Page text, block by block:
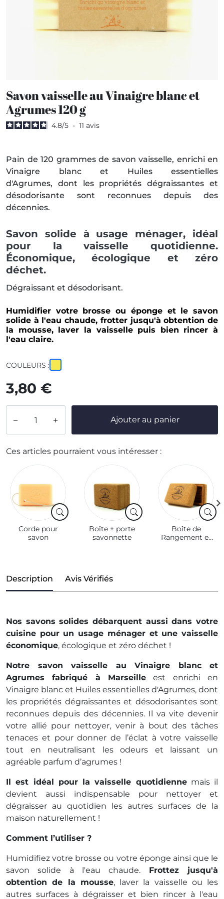
Savon vaisselle au Vinaigre blanc et
Agrumes 120 g
4.8/5 - 11 avis
Pain de 120 grammes de savon vaisselle, enrichi en
Vinaigre blanc et Huiles essentielles
d'Agrumes, dont les propriétés dégraissantes et
désodorisante sont reconnues depuis des
décennies.
Savon solide à usage ménager, idéal
pour la vaisselle quotidienne.
Économique, écologique et zéro
déchet.
Dégraissant et désodorisant.
Humidifier votre brosse ou éponge et le savon
solide à l'eau chaude, frotter jusqu'à obtention de
la mousse, laver la vaisselle puis bien rincer à
l'eau claire.
COULEURS :
3,80 €
  Ajouter au panier
Ces articles pourraient vous intéresser :
Corde pour
savon
Boîte + porte
savonnette
Boîte de
Rangement et
Description Avis Vérifiés
Nos savons solides débarquent aussi dans votre
cuisine pour un usage ménager et une vaisselle
économique, écologique et zéro déchet !
Notre savon vaisselle au Vinaigre blanc et
Agrumes fabriqué à Marseille est enrichi en
Vinaigre blanc et Huiles essentielles d'Agrumes, dont
les propriétés dégraissantes et désodorisantes sont
reconnues depuis des décennies. Il va vite devenir
votre allié pour nettoyer, venir à bout des tâches
tenaces et pour donner de l’éclat à votre vaisselle
tout en neutralisant les odeurs et laissant un
agréable parfum d’agrumes !
Il est idéal pour la vaisselle quotidiennemais il
devient aussi indispensable pour nettoyer et
dégraisser au quotidien les autres surfaces de la
maison naturellement !
Comment l’utiliser ?
Humidifiez votre brosse ou votre éponge ainsi que le
savon solide à l'eau chaude. Frottez jusqu'à
obtention de la mousse, laver la vaisselle ou les
autres surfaces à dégraisser et bien rincer à l'eau